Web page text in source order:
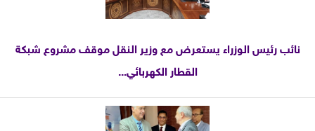
نائب رئيس الوزراء يستعرض مع وزير النقل موقف مشروع شبكة
القطار الكهربائي...